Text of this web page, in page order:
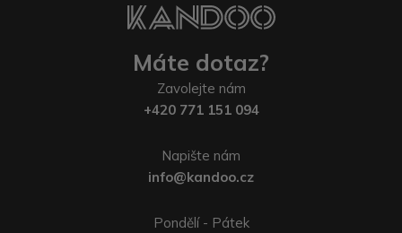
Máte dotaz?
Zavolejte nám
+420 771 151 094
Napište nám
info@kandoo.cz
Pondělí - Pátek